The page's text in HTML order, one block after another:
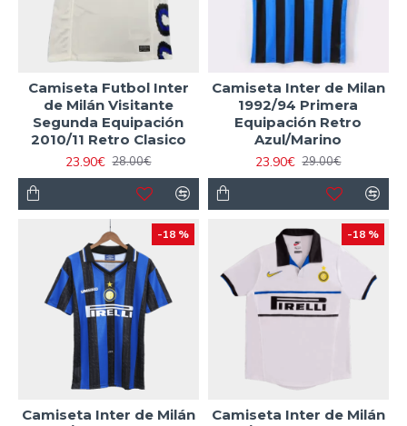
Camiseta Futbol Inter
de Milán Visitante
Segunda Equipación
2010/11 Retro Clasico
23.90€ 28.00€
Camiseta Inter de Milan
1992/94 Primera
Equipación Retro
Azul/Marino
23.90€ 29.00€
-18 %
Camiseta Inter de Milán
-18 %
Camiseta Inter de Milán